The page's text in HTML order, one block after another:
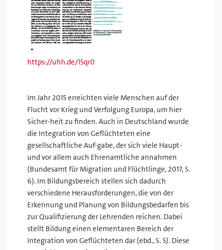
https://uhh.de/l5qr0
Im Jahr 2015 erreichten viele Menschen auf der
Flucht vor Krieg und Verfolgung Europa, um hier
Sicher-heit zu finden. Auch in Deutschland wurde
die Integration von Geflüchteten eine
gesellschaftliche Auf-gabe, der sich viele Haupt-
und vor allem auch Ehrenamtliche annahmen
(Bundesamt für Migration und Flüchtlinge, 2017, S.
6). Im Bildungsbereich stellen sich dadurch
verschiedene Herausforderungen, die von der
Erkennung und Planung von Bildungsbedarfen bis
zur Qualifizierung der Lehrenden reichen. Dabei
stellt Bildung einen elementaren Bereich der
Integration von Geflüchteten dar (ebd., S. 5). Diese